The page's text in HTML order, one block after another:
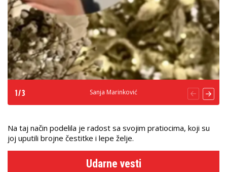
Sanja Marinković
1 /3
Na taj način podelila je radost sa svojim pratiocima, koji su
joj uputili brojne čestitke i lepe želje.
Udarne vesti